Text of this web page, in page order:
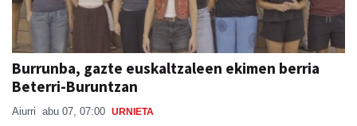
Burrunba, gazte euskaltzaleen ekimen berria
Beterri-Buruntzan
Aiurri abu 07, 07:00 URNIETA